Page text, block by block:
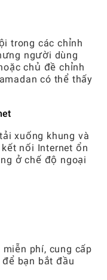
trong các chỉnh
người dùng
chủ đề chỉnh
có thể thấy
xuống khung và
nối Internet ổn
ở chế độ ngoại
phí, cung cấp
bạn bắt đầu